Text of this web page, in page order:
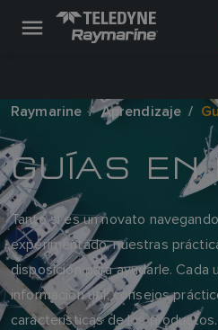
Raymarine Aprendizaje
GUÍAS EN
Tanto si es un novato
experimentado, nuestras
disposición para ayudarle. Cada
información útil, consejos
características de los productos.